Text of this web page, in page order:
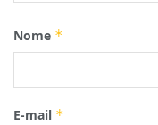
Nome *
E-mail *